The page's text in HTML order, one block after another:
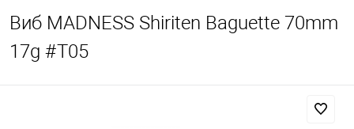
Виб MADNESS Shiriten Baguette 70mm
17g #T05